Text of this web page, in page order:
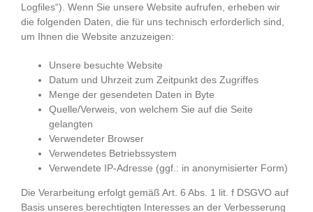
Logfiles“). Wenn Sie unsere Website aufrufen, erheben wir
die folgenden Daten, die für uns technisch erforderlich sind,
um Ihnen die Website anzuzeigen:
Unsere besuchte Website
Datum und Uhrzeit zum Zeitpunkt des Zugriffes
Menge der gesendeten Daten in Byte
Quelle/Verweis, von welchem Sie auf die Seite
gelangten
Verwendeter Browser
Verwendetes Betriebssystem
Verwendete IP-Adresse (ggf.: in anonymisierter Form)
Die Verarbeitung erfolgt gemäß Art. 6 Abs. 1 lit. f DSGVO auf
Basis unseres berechtigten Interesses an der Verbesserung